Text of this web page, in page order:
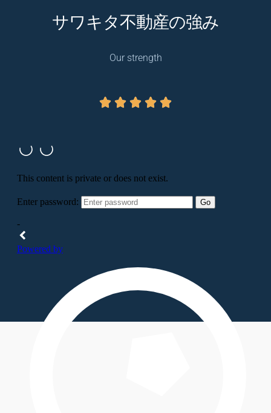
サワキタ不動産の強み
Our strength
    